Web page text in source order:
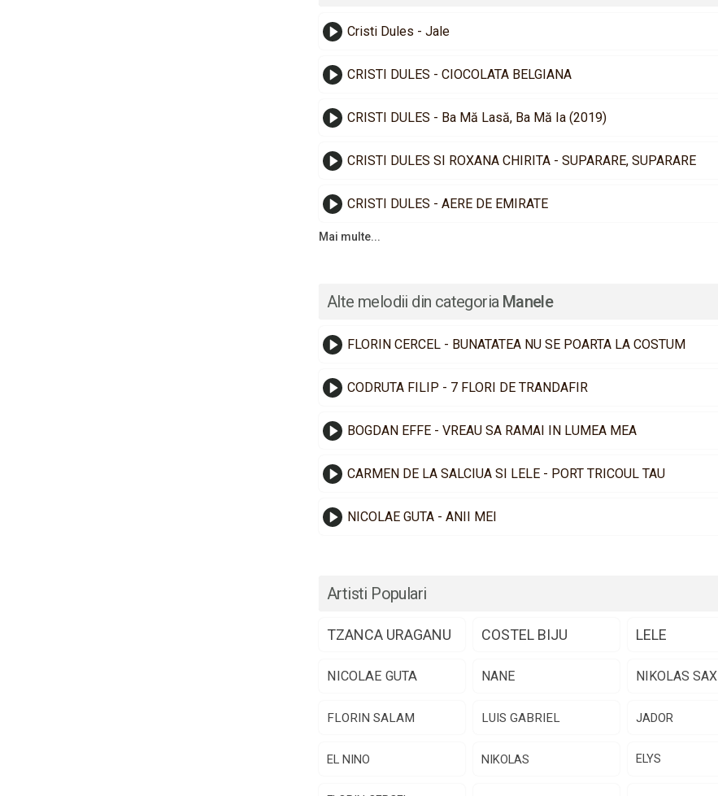
Cristi Dules - Jale
CRISTI DULES - CIOCOLATA BELGIANA
CRISTI DULES - Ba Mă Lasă, Ba Mă Ia (2019)
CRISTI DULES SI ROXANA CHIRITA - SUPARARE, SUPARARE
CRISTI DULES - AERE DE EMIRATE
Mai multe...
Alte melodii din categoria Manele
FLORIN CERCEL - BUNATATEA NU SE POARTA LA COSTUM
CODRUTA FILIP - 7 FLORI DE TRANDAFIR
BOGDAN EFFE - VREAU SA RAMAI IN LUMEA MEA
CARMEN DE LA SALCIUA SI LELE - PORT TRICOUL TAU
NICOLAE GUTA - ANII MEI
Artisti Populari
TZANCA URAGANU COSTEL BIJU LELE
NICOLAE GUTA NANE NIKOLAS SAX
FLORIN SALAM LUIS GABRIEL JADOR
EL NINO NIKOLAS ELYS